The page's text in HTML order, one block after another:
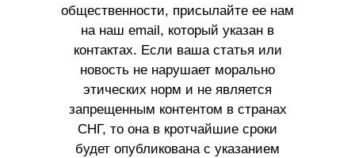
общественности, присылайте ее нам
на наш email, который указан в
контактах. Если ваша статья или
новость не нарушает морально
этических норм и не является
запрещенным контентом в странах
СНГ, то она в кротчайшие сроки
будет опубликована с указанием